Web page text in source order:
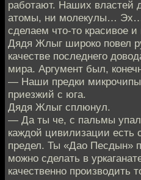
работают. Наших властей
атомы, ни молекулы…
сделаем что-то красивое
Дядя Жлыг широко повел
качестве последнего
мира. Аргумент был,
— Наши предки
приезжий с юга.
Дядя Жлыг сплюнул.
— Да ты че, с пальмы
каждой цивилизации есть
предел. Ты «Дао Песдын»
можно сделать в
качественно производить